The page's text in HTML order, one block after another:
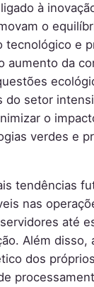
à
o
tecnológico e
aumento da
do setor
o
verdes e
tendências
nas
até
Além disso,
dos